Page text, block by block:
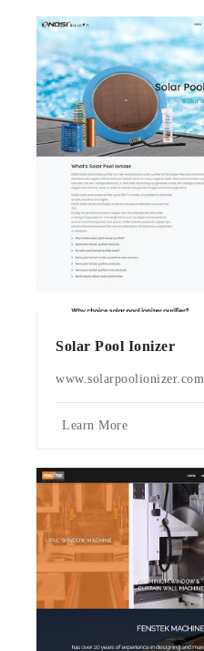
Solar Pool Ionizer
www.solarpoolionizer.com
Learn More